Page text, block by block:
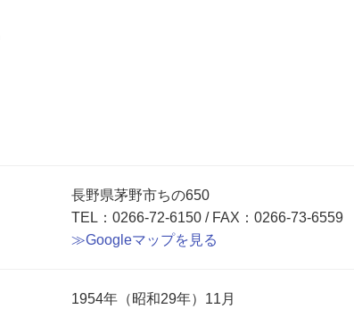
長野県茅野市ちの650
TEL：0266-72-6150 / FAX：0266-73-6559
≫Googleマップを見る
1954年（昭和29年）11月